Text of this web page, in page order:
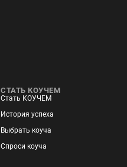
СТАТЬ КОУЧЕМ
Стать КОУЧЕМ
История успеха
Выбрать коуча
Спроси коуча